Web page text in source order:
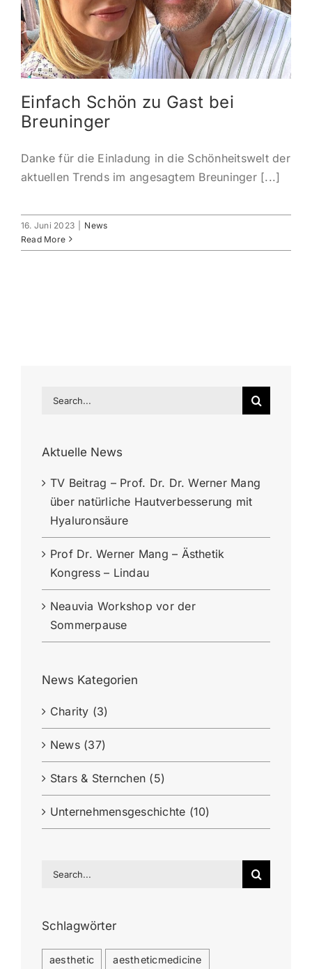
KONTAKT
ANMELDEN
IHR WARENKORB
SEARCH
Einfach Schön zu Gast bei
Breuninger
Danke für die Einladung in die Schönheitswelt der
aktuellen Trends im angesagtem Breuninger [...]
16. Juni 2023
News
Read More
Search
Aktuelle News
TV Beitrag – Prof. Dr. Dr. Werner Mang
über natürliche Hautverbesserung mit
Hyaluronsäure
Prof Dr. Werner Mang – Ästhetik
Kongress – Lindau
Neauvia Workshop vor der
Sommerpause
News Kategorien
Charity (3)
News (37)
Stars & Sternchen (5)
Unternehmensgeschichte (10)
Search
Schlagwörter
aesthetic aestheticmedicine